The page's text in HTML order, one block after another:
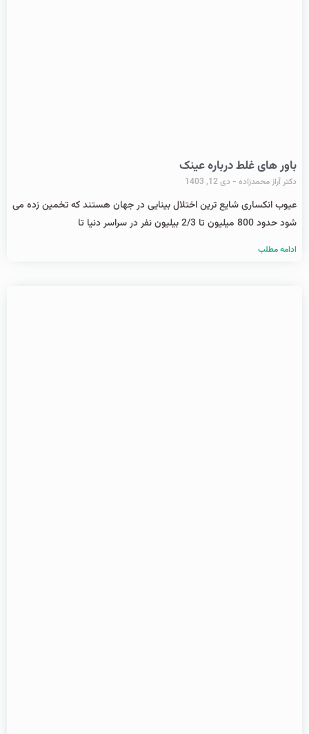
باور های غلط درباره عینک
دکتر آراز محمدزاده دی 12, 1403
عیوب انکساری شایع ترین اختلال بینایی در جهان هستند که تخمین زده می
شود حدود 800 میلیون تا 2/3 بیلیون نفر در سراسر دنیا تا
ادامه مطلب